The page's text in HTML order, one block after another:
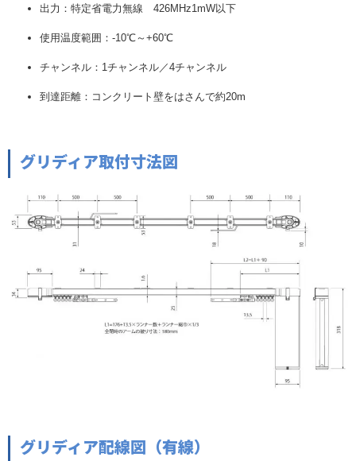
出力：特定省電力無線 426MHz1mW以下
使用温度範囲：-10℃～+60℃
チャンネル：1チャンネル／4チャンネル
到達距離：コンクリート壁をはさんで約20m
グリディア取付寸法図
グリディア配線図（有線）